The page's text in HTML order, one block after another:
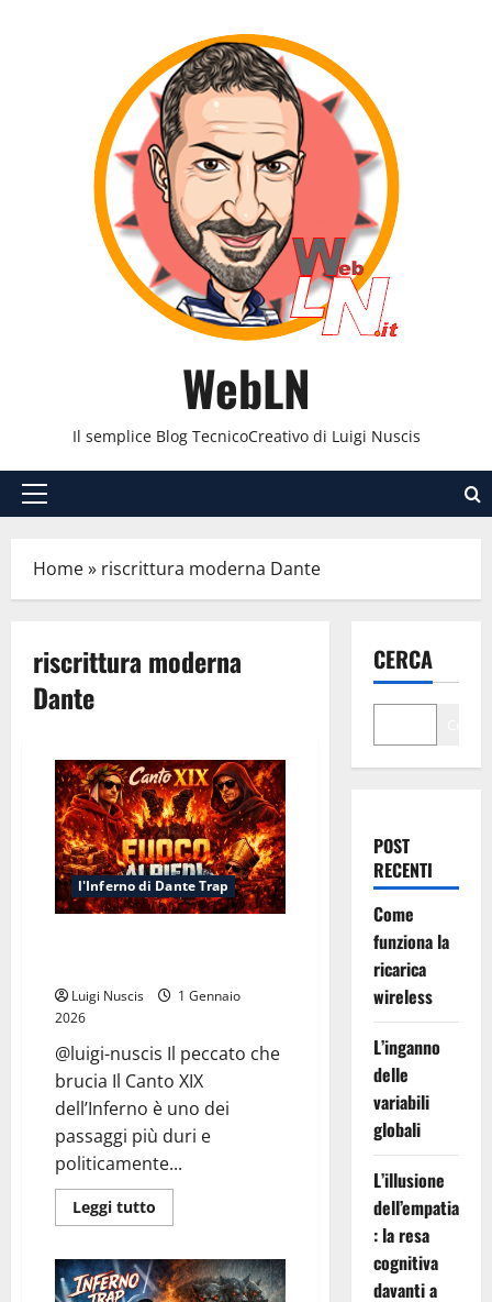
WebLN
Il semplice Blog TecnicoCreativo di Luigi Nuscis
Menu
Home» riscrittura moderna Dante
riscrittura moderna
Dante
l'Inferno di Dante Trap
Luigi Nuscis
1 Gennaio
2026
@luigi-nuscis Il peccato che
brucia Il Canto XIX
dell’Inferno è uno dei
passaggi più duri e
politicamente...
Leggi tutto
di
Inferno
Canto
CERCA
POST
RECENTI
Come
funziona la
ricarica
wireless
L’inganno
delle
variabili
globali
L’illusione
dell’empatia
: la resa
cognitiva
davanti a